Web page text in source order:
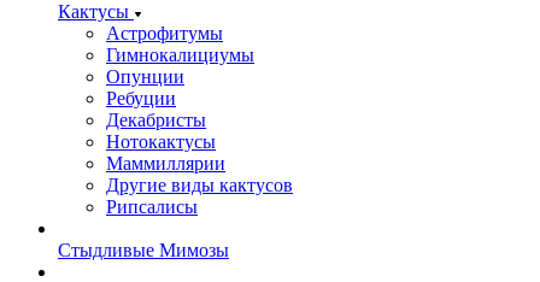
Кактусы
Астрофитумы
Гимнокалициумы
Опунции
Ребуции
Декабристы
Нотокактусы
Маммиллярии
Другие виды кактусов
Рипсалисы
Стыдливые Мимозы